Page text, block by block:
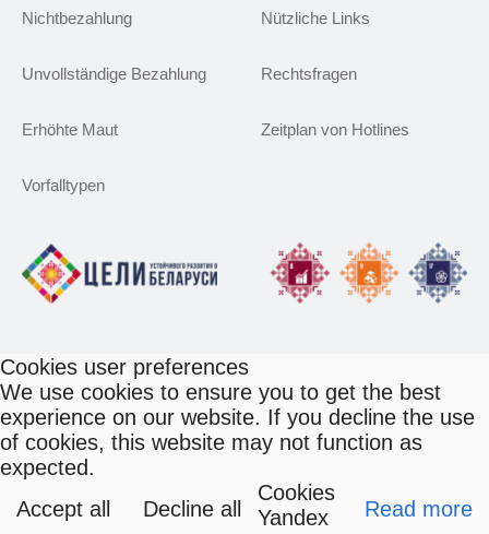
Nichtbezahlung
Unvollständige Bezahlung
Erhöhte Maut
Vorfalltypen
Nützliche Links
Rechtsfragen
Zeitplan von Hotlines
Cookies user preferences
We use cookies to ensure you to get the best
experience on our website. If you decline the use
of cookies, this website may not function as
expected.
Accept all
Decline all Read more
Cookies
Yandex